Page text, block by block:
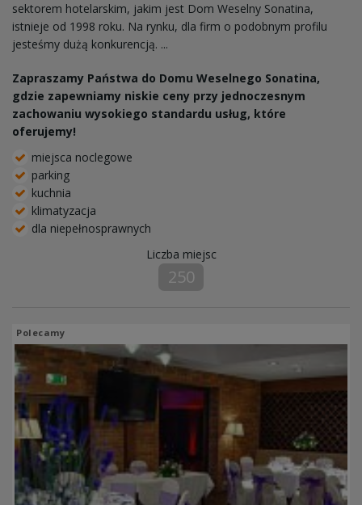
sektorem hotelarskim, jakim jest Dom Weselny Sonatina,
istnieje od 1998 roku. Na rynku, dla firm o podobnym profilu
jesteśmy dużą konkurencją. ...
Zapraszamy Państwa do Domu Weselnego Sonatina,
gdzie zapewniamy niskie ceny przy jednoczesnym
zachowaniu wysokiego standardu usług, które
oferujemy!
miejsca noclegowe
parking
kuchnia
klimatyzacja
dla niepełnosprawnych
Liczba miejsc
250
Polecamy